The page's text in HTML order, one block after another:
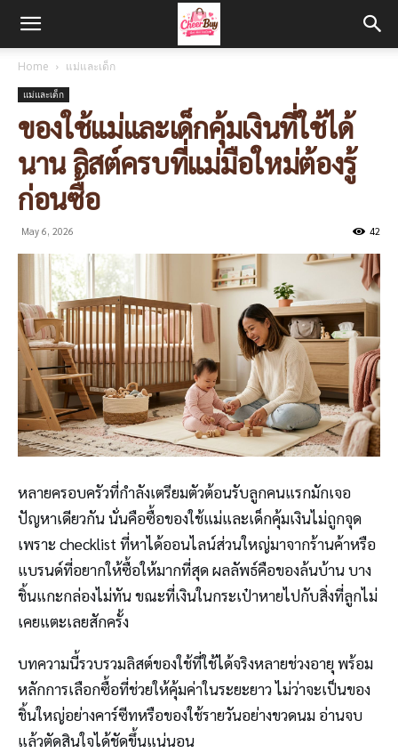
Home แม่และเด็ก
แม่และเด็ก
ของใช้แม่และเด็กคุ้มเงินที่ใช้ได้
นาน ลิสต์ครบที่แม่มือใหม่ต้องรู้
ก่อนซื้อ
May 6, 2026 42
หลายครอบครัวที่กำลังเตรียมตัวต้อนรับลูกคนแรกมักเจอ
ปัญหาเดียวกัน นั่นคือซื้อของใช้แม่และเด็กคุ้มเงินไม่ถูกจุด
เพราะ checklist ที่หาได้ออนไลน์ส่วนใหญ่มาจากร้านค้าหรือ
แบรนด์ที่อยากให้ซื้อให้มากที่สุด ผลลัพธ์คือของล้นบ้าน บาง
ชิ้นแกะกล่องไม่ทัน ขณะที่เงินในกระเป๋าหายไปกับสิ่งที่ลูกไม่
เคยแตะเลยสักครั้ง
บทความนี้รวบรวมลิสต์ของใช้ที่ใช้ได้จริงหลายช่วงอายุ พร้อม
หลักการเลือกซื้อที่ช่วยให้คุ้มค่าในระยะยาว ไม่ว่าจะเป็นของ
ชิ้นใหญ่อย่างคาร์ซีทหรือของใช้รายวันอย่างขวดนม อ่านจบ
แล้วตัดสินใจได้ชัดขึ้นแน่นอน